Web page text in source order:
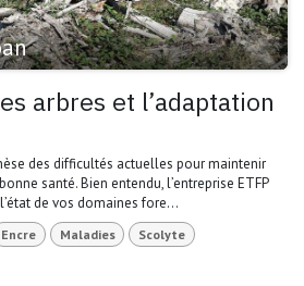
arbres et l’adaptation
des difficultés actuelles pour maintenir
santé. Bien entendu, l’entreprise ETFP
de vos domaines fore...
Encre Maladies Scolyte